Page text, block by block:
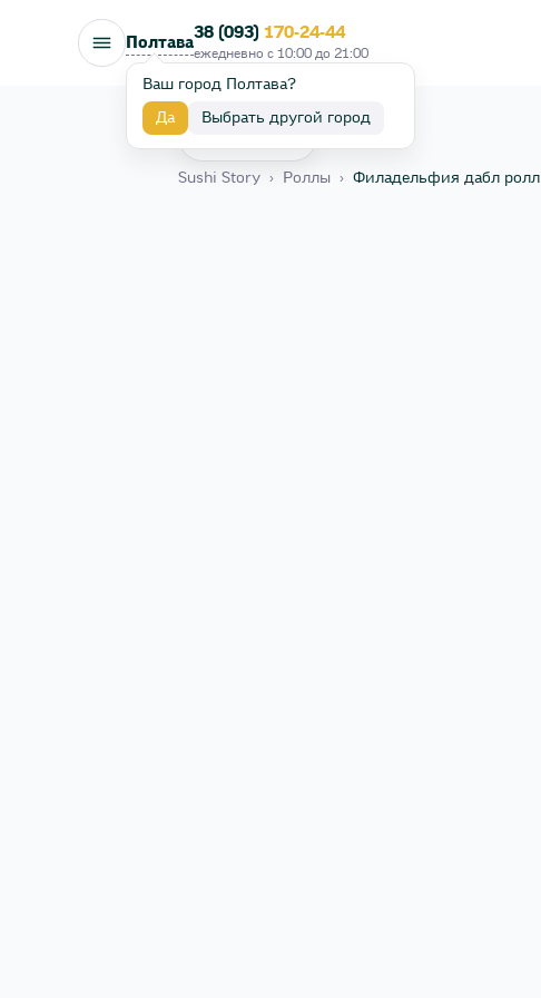
Полтава
Ваш город Полтава?
Да Выбрать другой город
38 (093) 170-24-44
ежедневно с 10:00 до 21:00
Sushi Story › Роллы › Филадельфия дабл ролл